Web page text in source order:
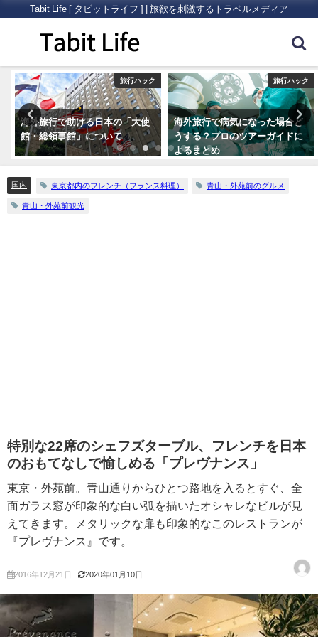
Tabit Life [ タビットライフ ] | 旅欲を刺激するトラベルメディア
旅行ハック
海外旅行で助ける日本の「大使
館・総領事館」について
旅行ハック
海外旅行で病気になった場合ど
うする？プロのツアーガイドに
よるまとめ
国内 東京都内のフレンチ（フランス料理） 青山・外苑前のグルメ
青山・外苑前観光
特別な22席のシェフズターブル、フレンチを日本
のおもてなしで愉しめる「プレヴナンス」
東京・外苑前。青山通りからひとつ路地を入るとすぐ、全
面ガラス窓が印象的な白い弧を描いたオシャレなビルが見
えてきます。メタリックな扉も印象的なこのレストランが
『プレヴナンス』です。
2016年12月21日 2020年01月10日